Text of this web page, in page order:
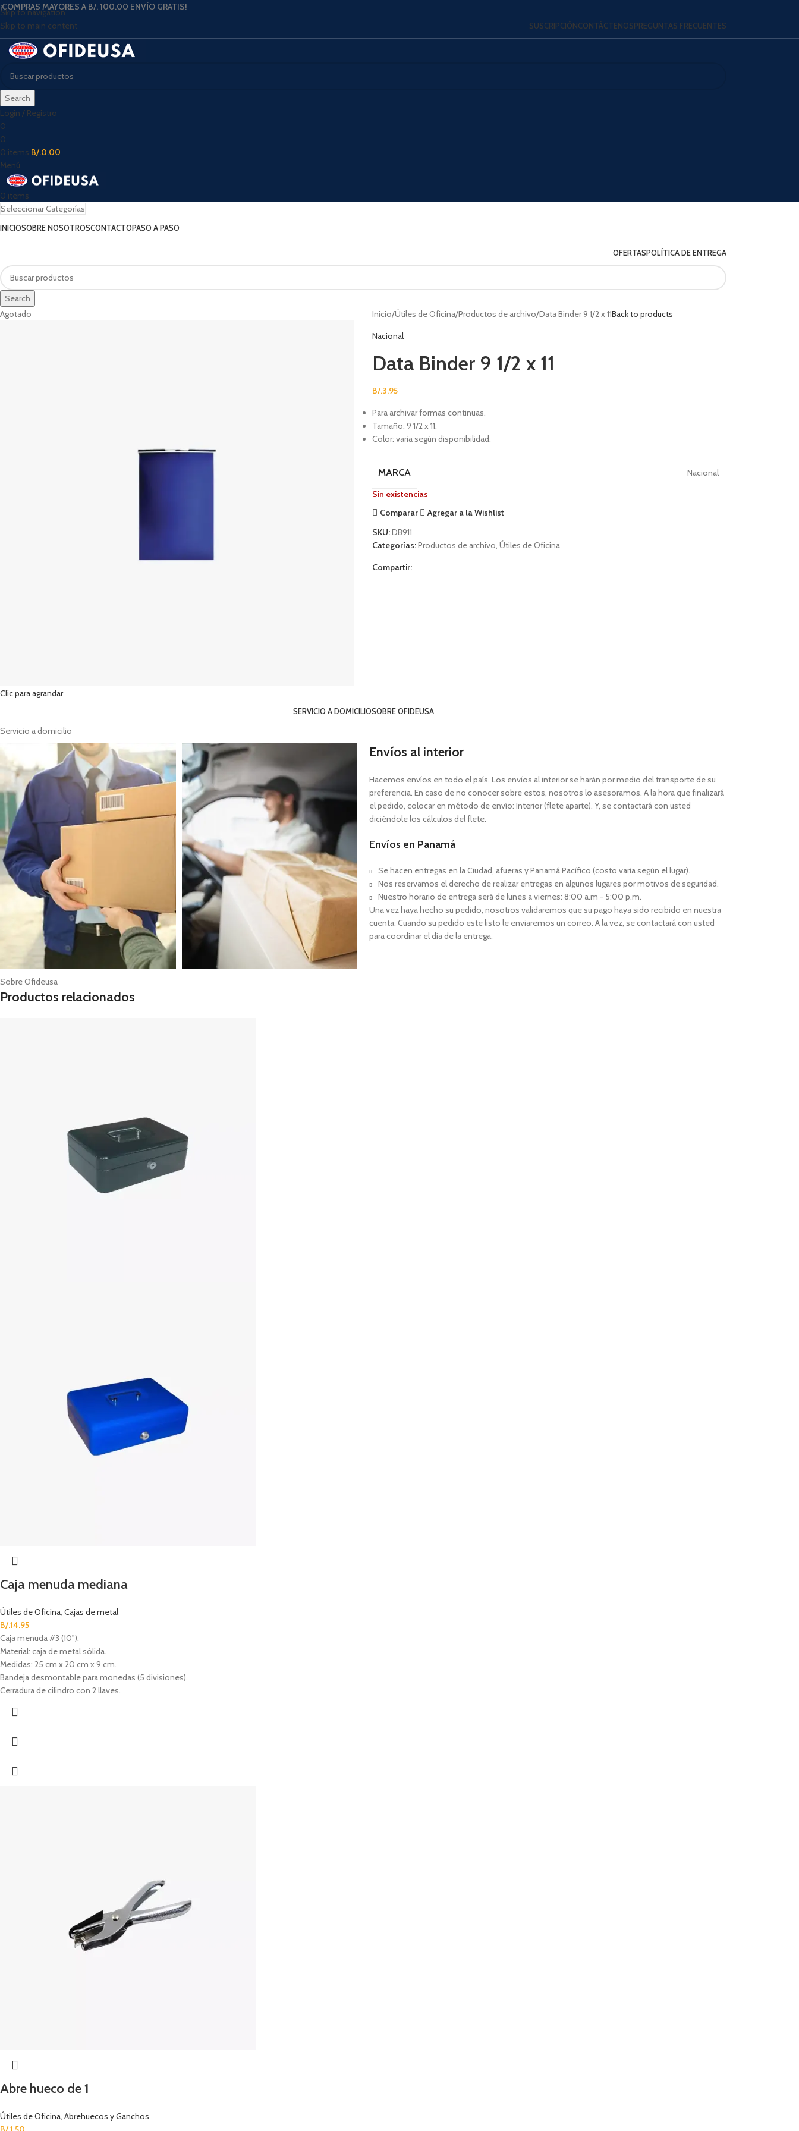
Skip to navigation
Skip to main content
¡COMPRAS MAYORES A B/. 100.00 ENVÍO GRATIS!
SUSCRIPCIÓNCONTÁCTENOSPREGUNTAS FRECUENTES
Search
Login / Registro
0
0
0 items B/.0.00
Menú
0 items
Seleccionar Categorías
INICIOSOBRE NOSOTROSCONTACTOPASO A PASO
OFERTASPOLÍTICA DE ENTREGA
Search
Agotado
Clic para agrandar
Inicio Útiles de Oficina Productos de archivo Data Binder 9 1/2 x 11Back to products
Nacional
Data Binder 9 1/2 x 11
B/.3.95
Para archivar formas continuas.
Tamaño: 9 1/2 x 11.
Color: varía según disponibilidad.
MARCA
Nacional
Sin existencias
Comparar
Agregar a la Wishlist
SKU:DB911
Categorías:Productos de archivo, Útiles de Oficina
Compartir:
SERVICIO A DOMICILIOSOBRE OFIDEUSA
Servicio a domicilio
Envíos al interior
Hacemos envíos en todo el país. Los envíos al interior se harán por medio del transporte de su
preferencia. En caso de no conocer sobre estos, nosotros lo asesoramos. A la hora que finalizará
el pedido, colocar en método de envío: Interior (flete aparte). Y, se contactará con usted
diciéndole los cálculos del flete.
Envíos en Panamá
Se hacen entregas en la Ciudad, afueras y Panamá Pacífico (costo varía según el lugar).
Nos reservamos el derecho de realizar entregas en algunos lugares por motivos de seguridad.
Nuestro horario de entrega será de lunes a viernes: 8:00 a.m - 5:00 p.m.
Una vez haya hecho su pedido, nosotros validaremos que su pago haya sido recibido en nuestra
cuenta. Cuando su pedido este listo le enviaremos un correo. A la vez, se contactará con usted
para coordinar el día de la entrega.
Sobre Ofideusa
Productos relacionados
Caja menuda mediana
Útiles de Oficina, Cajas de metal
B/.14.95
Caja menuda #3 (10").
Material: caja de metal sólida.
Medidas: 25 cm x 20 cm x 9 cm.
Bandeja desmontable para monedas (5 divisiones).
Cerradura de cilindro con 2 llaves.
Abre hueco de 1
Útiles de Oficina, Abrehuecos y Ganchos